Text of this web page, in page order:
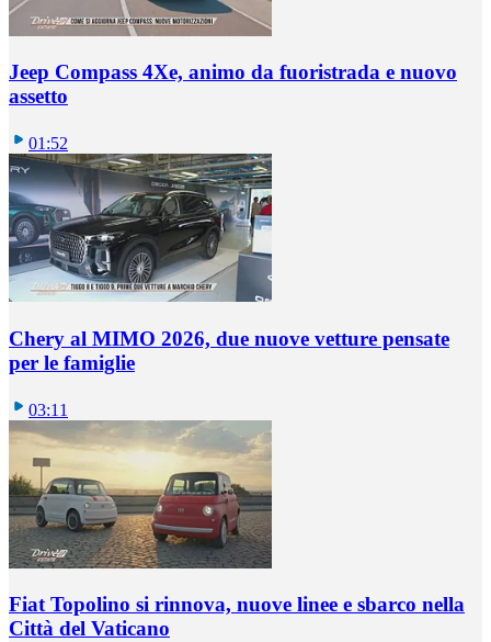
Jeep Compass 4Xe, animo da fuoristrada e nuovo
assetto
01:52
Chery al MIMO 2026, due nuove vetture pensate
per le famiglie
03:11
Fiat Topolino si rinnova, nuove linee e sbarco nella
Città del Vaticano